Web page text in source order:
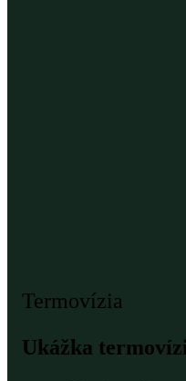
Termovízia
Ukážka